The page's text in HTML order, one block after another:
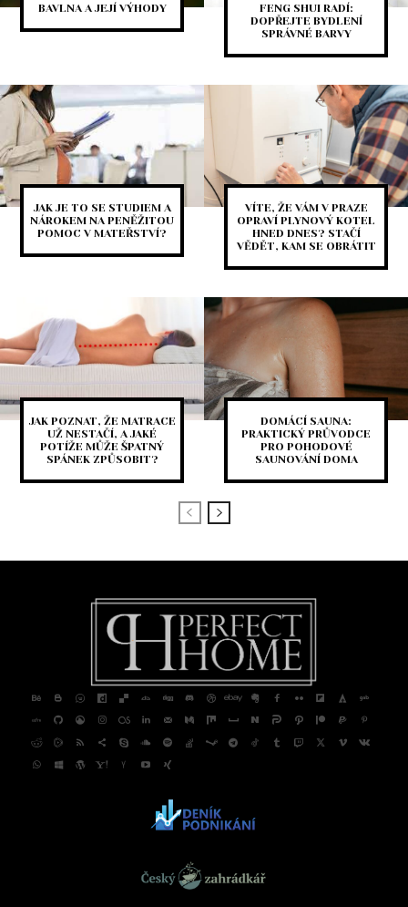
BAVLNA A JEJÍ VÝHODY
FENG SHUI RADÍ:
DOPŘEJTE BYDLENÍ
SPRÁVNÉ BARVY
JAK JE TO SE STUDIEM A
NÁROKEM NA PENĚŽITOU
POMOC V MATEŘSTVÍ?
VÍTE, ŽE VÁM V PRAZE
OPRAVÍ PLYNOVÝ KOTEL
HNED DNES? STAČÍ
VĚDĚT, KAM SE OBRÁTIT
JAK POZNAT, ŽE MATRACE
UŽ NESTAČÍ, A JAKÉ
POTÍŽE MŮŽE ŠPATNÝ
SPÁNEK ZPŮSOBIT?
DOMÁCÍ SAUNA:
PRAKTICKÝ PRŮVODCE
PRO POHODOVÉ
SAUNOVÁNÍ DOMA